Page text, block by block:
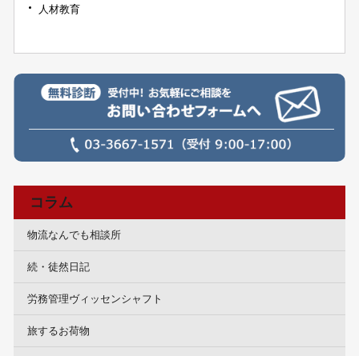
人材教育
コラム
物流なんでも相談所
続・徒然日記
労務管理ヴィッセンシャフト
旅するお荷物